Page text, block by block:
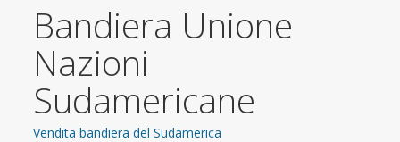
Bandiera Unione
Nazioni
Sudamericane
Vendita bandiera del Sudamerica